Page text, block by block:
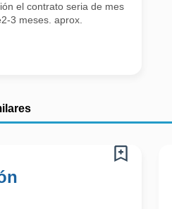
el contrato seria de mes
3 meses. aprox.